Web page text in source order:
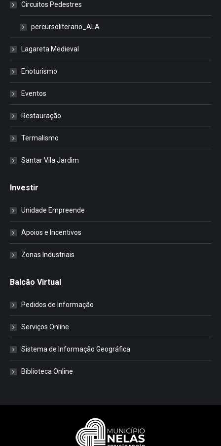
Circuitos Pedestres
percursoliterario_ALA
Lagareta Medieval
Enoturismo
Eventos
Restauração
Termalismo
Santar Vila Jardim
Investir
Unidade Empreende
Apoios e Incentivos
Zonas Industriais
Balcão Virtual
Pedidos de Informação
Serviços Online
Sistema de Informação Geográfica
Biblioteca Online